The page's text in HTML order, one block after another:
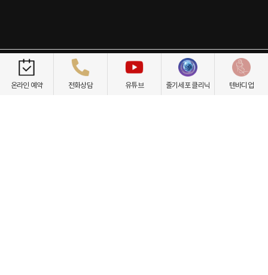
개인정보취급방침 이용약관 환자권리장전 비급여항목
온라인 예약 전화상담 유튜브 줄기세포 클리닉 텐바디업